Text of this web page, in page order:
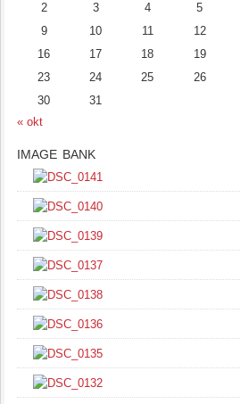
2
3 4 5
9
10 11 12
16
17 18 19
23
24 25 26
30
31
« okt
IMAGE BANK